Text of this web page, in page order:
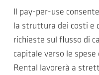
Il pay-per-use
la struttura dei costi e
richieste sul flusso di
capitale verso le
Rental lavorerà a